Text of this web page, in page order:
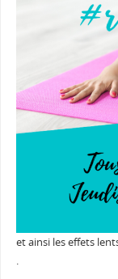
et ainsi les effets
.